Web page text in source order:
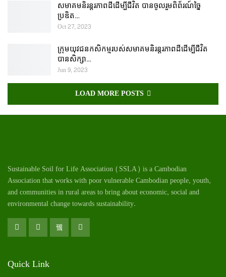
សមាគមនិរន្តរភាពដីដើម្បីជីវិត បានចូលរួមពិព័រណ៍ច្នៃ
ប្រឌិត…
Oct 27, 2023
ក្រុមយុវជនកសិកម្មរបស់សមាគមនិរន្តរភាពដីដើម្បីជីវិត
បានសិក្សា…
Jun 9, 2023
LOAD MORE POSTS
Sustainable Soil for Life Association (SSLA) is a Cambodian
Association that works with poor vulnerable Cambodianpeople, youth,
and communities in rural areas to bring about economic, social and
environmental change towards sustainability.
Quick Link